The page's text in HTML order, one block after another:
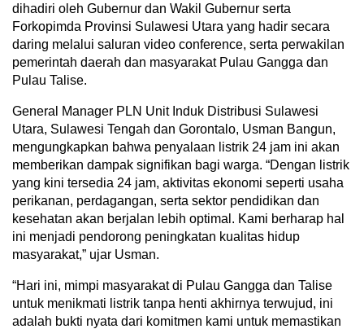
dihadiri oleh Gubernur dan Wakil Gubernur serta
Forkopimda Provinsi Sulawesi Utara yang hadir secara
daring melalui saluran video conference, serta perwakilan
pemerintah daerah dan masyarakat Pulau Gangga dan
Pulau Talise.
General Manager PLN Unit Induk Distribusi Sulawesi
Utara, Sulawesi Tengah dan Gorontalo, Usman Bangun,
mengungkapkan bahwa penyalaan listrik 24 jam ini akan
memberikan dampak signifikan bagi warga. “Dengan listrik
yang kini tersedia 24 jam, aktivitas ekonomi seperti usaha
perikanan, perdagangan, serta sektor pendidikan dan
kesehatan akan berjalan lebih optimal. Kami berharap hal
ini menjadi pendorong peningkatan kualitas hidup
masyarakat,” ujar Usman.
“Hari ini, mimpi masyarakat di Pulau Gangga dan Talise
untuk menikmati listrik tanpa henti akhirnya terwujud, ini
adalah bukti nyata dari komitmen kami untuk memastikan